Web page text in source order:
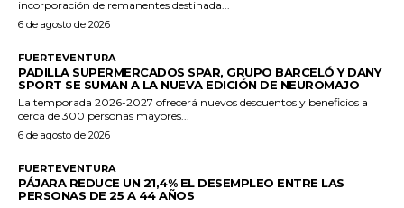
incorporación de remanentes destinada...
6 de agosto de 2026
FUERTEVENTURA
PADILLA SUPERMERCADOS SPAR, GRUPO BARCELÓ Y DANY
SPORT SE SUMAN A LA NUEVA EDICIÓN DE NEUROMAJO
La temporada 2026-2027 ofrecerá nuevos descuentos y beneficios a
cerca de 300 personas mayores...
6 de agosto de 2026
FUERTEVENTURA
PÁJARA REDUCE UN 21,4% EL DESEMPLEO ENTRE LAS
PERSONAS DE 25 A 44 AÑOS